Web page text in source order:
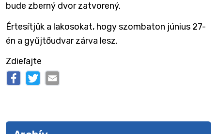
bude zberný dvor zatvorený.
Értesítjük a lakosokat, hogy szombaton június 27-
én a gyűjtőudvar zárva lesz.
Zdieľajte